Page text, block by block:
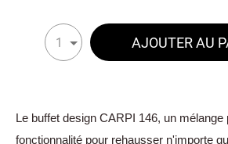
1 AJOUTER AU
Le buffet design CARPI 146, un mélange
fonctionnalité pour rehausser n'importe